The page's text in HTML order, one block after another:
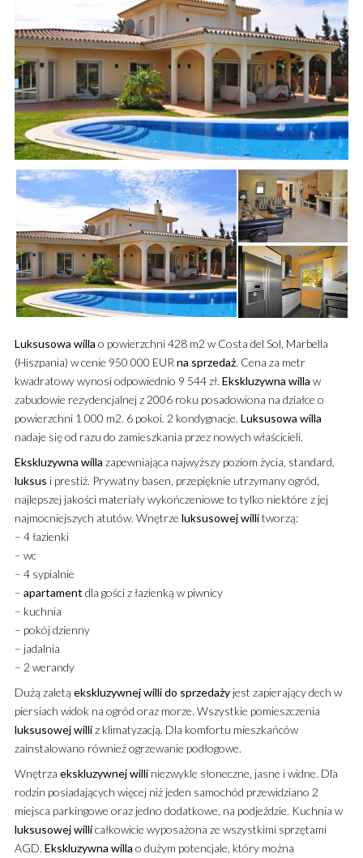
Luksusowa willa o powierzchni 428 m2 w Costa del Sol, Marbella
(Hiszpania) w cenie 950 000 EUR na sprzedaż. Cena za metr
kwadratowy wynosi odpowiednio 9 544 zł. Ekskluzywna willa w
zabudowie rezydencjalnej z 2006 roku posadowiona na działce o
powierzchni 1 000 m2. 6 pokoi. 2 kondygnacje. Luksusowa willa
nadaje się od razu do zamieszkania przez nowych właścicieli.
Ekskluzywna willa zapewniająca najwyższy poziom życia, standard,
luksus i prestiż. Prywatny basen, przepięknie utrzymany ogród,
najlepszej jakości materiały wykończeniowe to tylko niektóre z jej
najmocniejszych atutów. Wnętrze luksusowejwillitworzą:
– 4 łazienki
– wc
– 4 sypialnie
– apartament dla gości z łazienką w piwnicy
– kuchnia
– pokój dzienny
– jadalnia
– 2 werandy
Dużą zaletą ekskluzywnejwillido sprzedażyjest zapierający dech w
piersiach widok na ogród oraz morze. Wszystkie pomieszczenia
luksusowejwilliz klimatyzacją. Dla komfortu mieszkańców
zainstalowano również ogrzewanie podłogowe.
Wnętrza ekskluzywnejwilliniezwykle słoneczne, jasne i widne. Dla
rodzin posiadających więcej niż jeden samochód przewidziano 2
miejsca parkingowe oraz jedno dodatkowe, na podjeździe. Kuchnia w
luksusowejwillicałkowicie wyposażona ze wszystkimi sprzętami
AGD. Ekskluzywna willa o dużym potencjale, który można